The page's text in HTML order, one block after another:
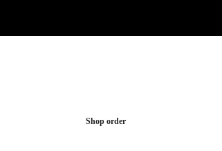
Shop order